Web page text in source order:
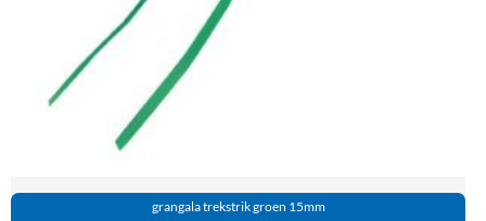
grangala trekstrik groen 15mm